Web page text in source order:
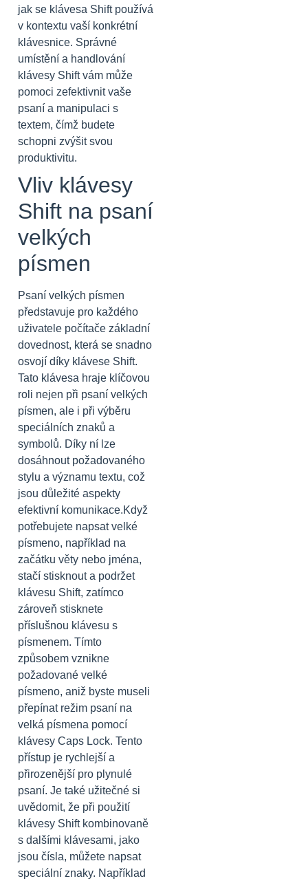
jak se klávesa Shift používá
v kontextu vaší konkrétní
klávesnice. Správné
umístění a handlování
klávesy Shift vám může
pomoci zefektivnit vaše
psaní a manipulaci s
textem, čímž budete
schopni zvýšit svou
produktivitu.
Vliv klávesy
Shift na psaní
velkých
písmen
Psaní velkých písmen
představuje pro každého
uživatele počítače základní
dovednost, která se snadno
osvojí díky klávese Shift.
Tato klávesa hraje klíčovou
roli nejen při psaní velkých
písmen, ale i při výběru
speciálních znaků a
symbolů. Díky ní lze
dosáhnout požadovaného
stylu a významu textu, což
jsou důležité aspekty
efektivní komunikace.Když
potřebujete napsat velké
písmeno, například na
začátku věty nebo jména,
stačí stisknout a podržet
klávesu Shift, zatímco
zároveň stisknete
příslušnou klávesu s
písmenem. Tímto
způsobem vznikne
požadované velké
písmeno, aniž byste museli
přepínat režim psaní na
velká písmena pomocí
klávesy Caps Lock. Tento
přístup je rychlejší a
přirozenější pro plynulé
psaní. Je také užitečné si
uvědomit, že při použití
klávesy Shift kombinovaně
s dalšími klávesami, jako
jsou čísla, můžete napsat
speciální znaky. Například